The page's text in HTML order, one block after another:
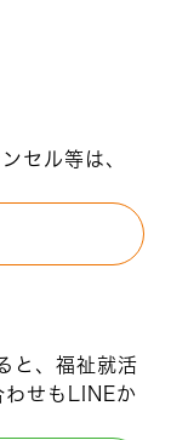
セル等は、
と、福祉就活
わせもLINEか